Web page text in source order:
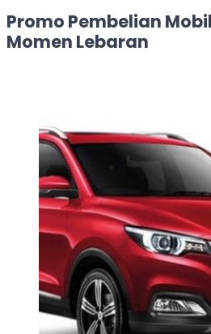
Promo Pembelian Mobil
Momen Lebaran